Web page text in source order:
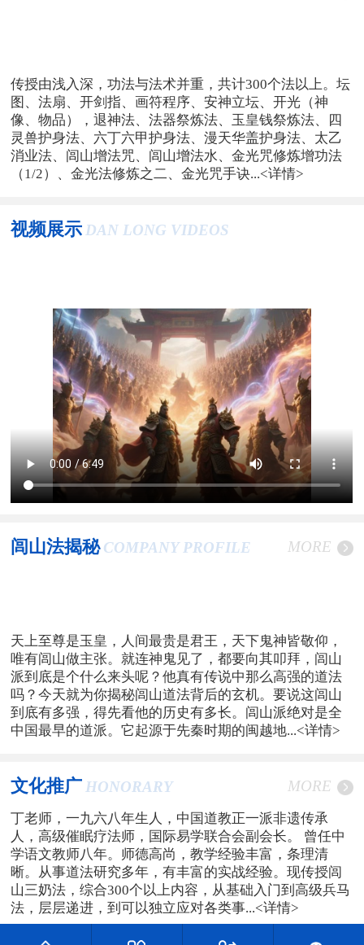
传授由浅入深，功法与法术并重，共计300个法以上。坛
图、法扇、开剑指、画符程序、安神立坛、开光（神
像、物品），退神法、法器祭炼法、玉皇钱祭炼法、四
灵兽护身法、六丁六甲护身法、漫天华盖护身法、太乙
消业法、闾山增法咒、闾山增法水、金光咒修炼增功法
（1/2）、金光法修炼之二、金光咒手诀...<详情>
视频展示 DAN LONG VIDEOS
闾山法揭秘 COMPANY PROFILE MORE
天上至尊是玉皇，人间最贵是君王，天下鬼神皆敬仰，
唯有闾山做主张。就连神鬼见了，都要向其叩拜，闾山
派到底是个什么来头呢？他真有传说中那么高强的道法
吗？今天就为你揭秘闾山道法背后的玄机。要说这闾山
到底有多强，得先看他的历史有多长。闾山派绝对是全
中国最早的道派。它起源于先秦时期的闽越地...<详情>
文化推广 HONORARY MORE
丁老师，一九六八年生人，中国道教正一派非遗传承
人，高级催眠疗法师，国际易学联合会副会长。 曾任中
学语文教师八年。师德高尚，教学经验丰富，条理清
晰。从事道法研究多年，有丰富的实战经验。现传授闾
山三奶法，综合300个以上内容，从基础入门到高级兵马
法，层层递进，到可以独立应对各类事...<详情>